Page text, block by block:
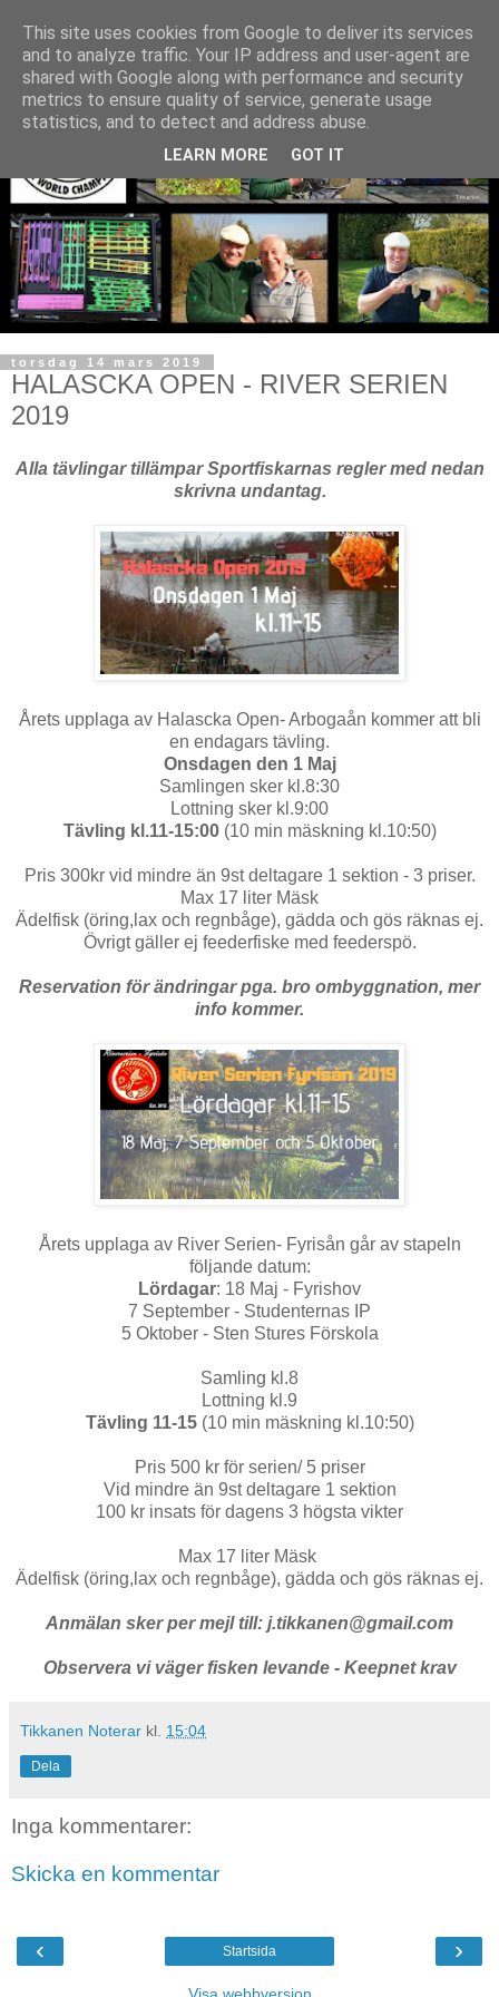
torsdag 14 mars 2019
HALASCKA OPEN - RIVER SERIEN
2019
Alla tävlingar tillämpar Sportfiskarnas regler med nedan
skrivna undantag.
Årets upplaga av Halascka Open- Arbogaån kommer att bli
en endagars tävling.
Onsdagen den 1 Maj
Samlingen sker kl.8:30
Lottning sker kl.9:00
Tävling kl.11-15:00(10 min mäskning kl.10:50)
Pris 300kr vid mindre än 9st deltagare 1 sektion - 3 priser.
Max 17 liter Mäsk
Ädelfisk (öring,lax och regnbåge), gädda och gös räknas ej.
Övrigt gäller ej feederfiske med feederspö.
Reservation för ändringar pga. bro ombyggnation, mer
info kommer.
Årets upplaga av River Serien- Fyrisån går av stapeln
följande datum:
Lördagar: 18 Maj - Fyrishov
7 September - Studenternas IP
5 Oktober - Sten Stures Förskola
Samling kl.8
Lottning kl.9
Tävling 11-15(10 min mäskning kl.10:50)
Pris 500 kr för serien/ 5 priser
Vid mindre än 9st deltagare 1 sektion
100 kr insats för dagens 3 högsta vikter
Max 17 liter Mäsk
Ädelfisk (öring,lax och regnbåge), gädda och gös räknas ej.
Anmälan sker per mejl till: j.tikkanen@gmail.com
Observera vi väger fisken levande - Keepnet krav
Tikkanen Noterar kl. 15:04
Dela
Inga kommentarer:
Skicka en kommentar
‹ ›
Startsida
Visa webbversion
This site uses cookies from Google to deliver its services
and to analyze traffic. Your IP address and user-agent are
shared with Google along with performance and security
metrics to ensure quality of service, generate usage
statistics, and to detect and address abuse.
LEARN MORE GOT IT